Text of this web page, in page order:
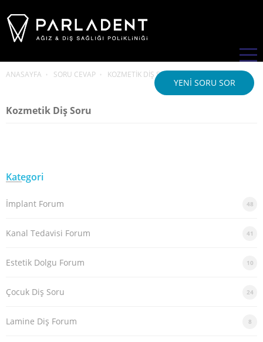
ANASAYFA SORU CEVAP KOZMETIK DIŞ SORU
Kozmetik Diş Soru
Kategori
İmplant Forum 48
Kanal Tedavisi Forum 41
Estetik Dolgu Forum 10
Çocuk Diş Soru 24
Lamine Diş Forum 8
YENI SORU SOR